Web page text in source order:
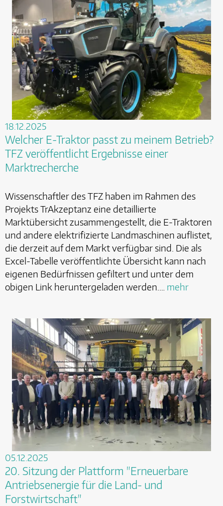
18.12.2025
Welcher E-Traktor passt zu meinem Betrieb?
TFZ veröffentlicht Ergebnisse einer
Marktrecherche
Wissenschaftler des TFZ haben im Rahmen des
Projekts TrAkzeptanz eine detaillierte
Marktübersicht zusammengestellt, die E-Traktoren
und andere elektrifizierte Landmaschinen auflistet,
die derzeit auf dem Markt verfügbar sind. Die als
Excel-Tabelle veröffentlichte Übersicht kann nach
eigenen Bedürfnissen gefiltert und unter dem
obigen Link heruntergeladen werden.… mehr
05.12.2025
20. Sitzung der Plattform "Erneuerbare
Antriebsenergie für die Land- und
Forstwirtschaft"